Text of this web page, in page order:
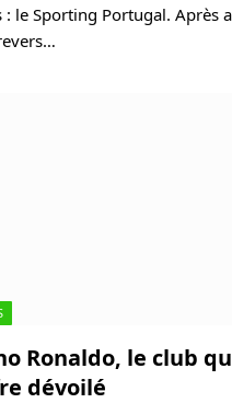
: le Sporting Portugal. Après
Ronaldo, le club
dévoilé